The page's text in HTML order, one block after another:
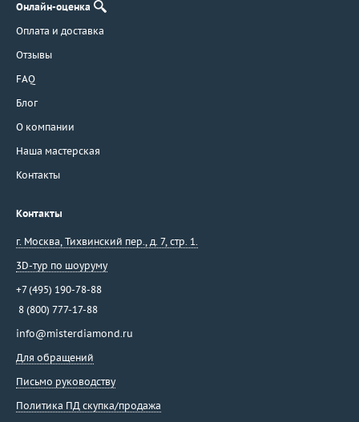
Онлайн-оценка
Оплата и доставка
Отзывы
FAQ
Блог
О компании
Наша мастерская
Контакты
Контакты
г. Москва, Тихвинский пер., д. 7, стр. 1.
3D-тур по шоуруму
+7 (495) 190-78-88
8 (800) 777-17-88
info@misterdiamond.ru
Для обращений
Письмо руководству
Политика ПД скупка/продажа